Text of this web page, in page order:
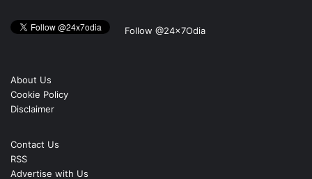
Follow @24x7Odia
About Us
Cookie Policy
Disclaimer
Contact Us
RSS
Advertise with Us